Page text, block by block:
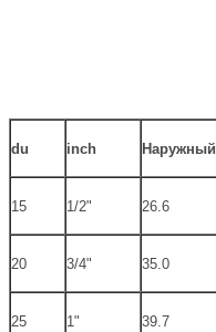
du inch Наружный
15 1/2" 26.6
20 3/4" 35.0
25 1" 39.7